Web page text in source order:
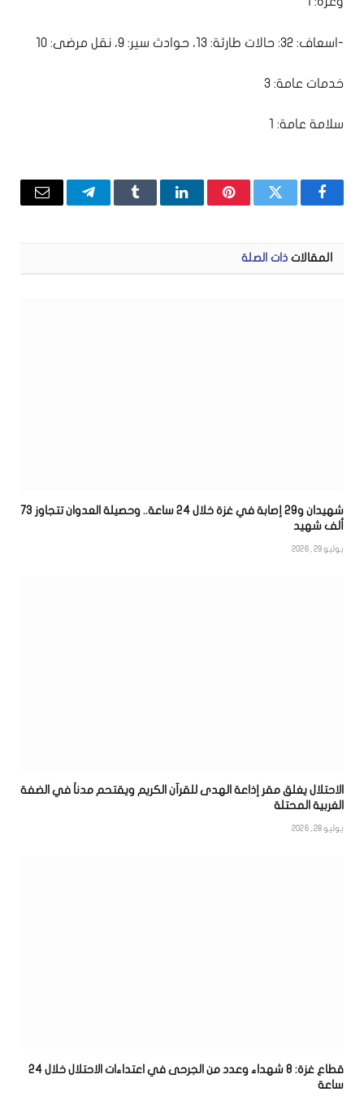
-اسعاف: 32: حالات طارئة: 13، حوادث سير: 9، نقل مرضى: 10
خدمات عامة: 3
سلامة عامة: 1
فيسبوكتويتر بينتيريستلينكدإنTumblrتيلقرامالبريد
المقالات ذات الصلة
شهيدان و29 إصابة في غزة خلال 24 ساعة.. وحصيلة العدوان تتجاوز 73
ألف شهيد
يوليو 29, 2026
الاحتلال يغلق مقر إذاعة الهدى للقرآن الكريم ويقتحم مدناً في الضفة
الغربية المحتلة
يوليو 28, 2026
قطاع غزة: 8 شهداء وعدد من الجرحى في اعتداءات الاحتلال خلال 24
ساعة